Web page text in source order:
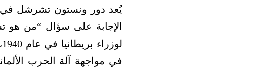
يُعد دور ونستون تشرشل في
الإجابة على سؤال “من هو
في مواجهة آلة الحرب